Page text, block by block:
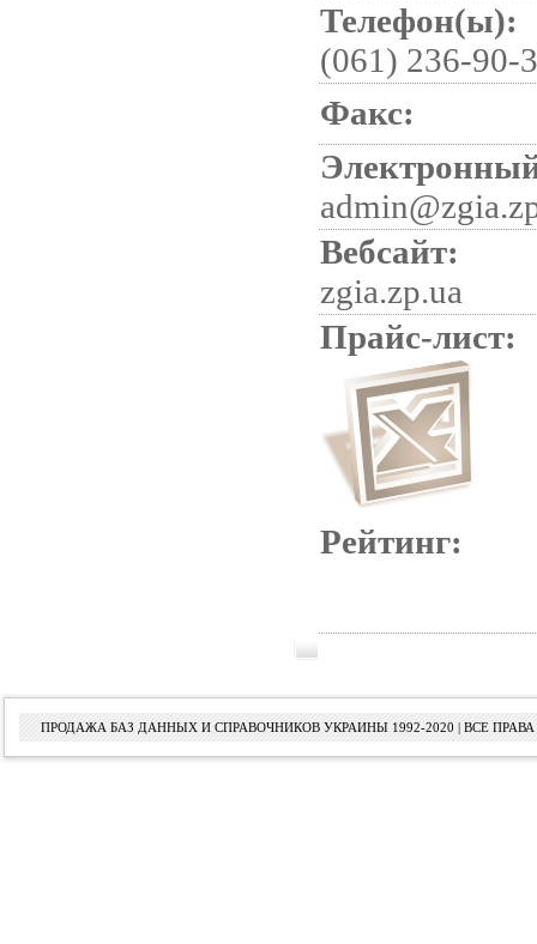
Телефон(ы):
(061) 236-90-
Факс:
Вебсайт:
zgia.zp.ua
Прайс-лист:
Рейтинг:
ПРОДАЖА БАЗ ДАННЫХ И СПРАВОЧНИКОВ УКРАИНЫ 1992-2020 | ВСЕ